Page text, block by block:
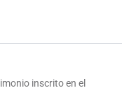
inscrito en el